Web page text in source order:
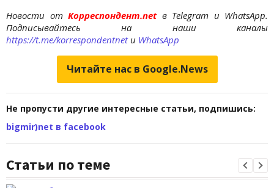
Новости отКорреспондент.net в Telegram и WhatsApp.
Подписывайтесь на наши каналы
https://t.me/korrespondentnetи WhatsApp
Читайте нас в Google.News
Не пропусти другие интересные статьи, подпишись:
bigmir)net в facebook
Статьи по теме